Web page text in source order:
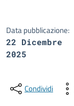
Data pubblicazione:
22 Dicembre
2025
Condividi